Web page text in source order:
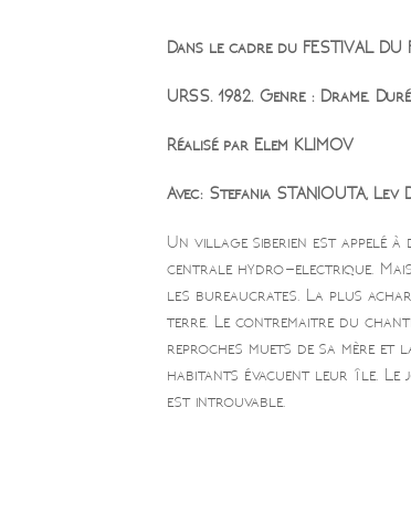
Dans le cadre du FESTIVAL DU
URSS. 1982. Genre : Drame.
Réalisé par Elem KLIMOV
Avec: Stefania STANIOUTA, Lev
Un village siberien est appelé
centrale hydro-electrique.
les bureaucrates. La plus
terre. Le contremaitre du
reproches muets de sa mère et
habitants évacuent leur île. Le
est introuvable.